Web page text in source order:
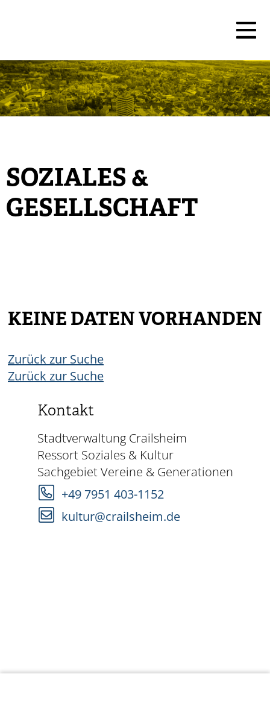
SOZIALES &
GESELLSCHAFT
Kontakt
Stadtverwaltung Crailsheim
Ressort Soziales & Kultur
Sachgebiet Vereine & Generationen
+49 7951 403-1152
kultur@crailsheim.de
KEINE DATEN VORHANDEN
Zurück zur Suche
Zurück zur Suche